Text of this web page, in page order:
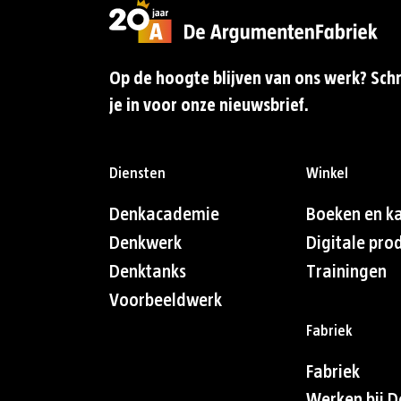
Op de hoogte blijven van ons werk?
je in voor onze nieuwsbrief.
Diensten
Denkacademie
Denkwerk
Denktanks
Voorbeeldwerk
Winkel
Boeken en
Digitale
Trainingen
Fabriek
Fabriek